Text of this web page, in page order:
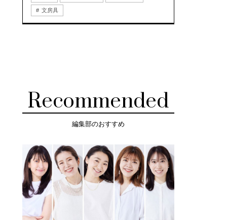
文房具
Recommended
編集部のおすすめ